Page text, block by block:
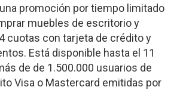
promoción por tiempo limitado
muebles de escritorio y
cuotas con tarjeta de crédito y
Está disponible hasta el 11
de de 1.500.000 usuarios de
Visa o Mastercard emitidas por